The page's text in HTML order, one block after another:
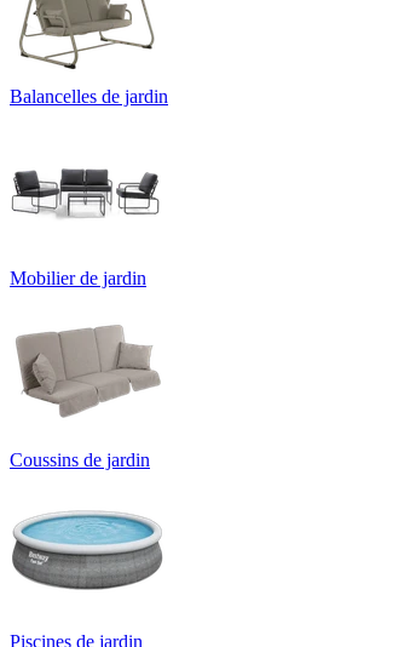
Balancelles de jardin
Mobilier de jardin
Coussins de jardin
Piscines de jardin